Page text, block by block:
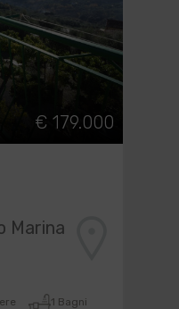
€ 179.000
Marina
1 Bagni